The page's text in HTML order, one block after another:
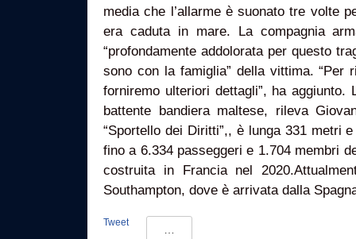
media che l’allarme è suonato tre volte
era caduta in mare. La compagnia
“profondamente addolorata per questo
sono con la famiglia” della vittima. “Per
forniremo ulteriori dettagli”, ha aggiunto.
battente bandiera maltese, rileva
“Sportello dei Diritti”,, è lunga 331 metri
fino a 6.334 passeggeri e 1.704 membri
costruita in Francia nel
Southampton, dove è arrivata dalla
Tweet